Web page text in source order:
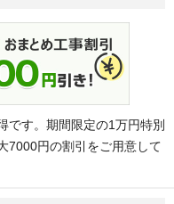
です。期間限定の1万円特別
7000円の割引をご用意して